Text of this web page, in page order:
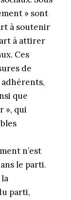
» sont
à soutenir
à attirer
Ces
de
que
», qui
n’est
le parti.
parti,